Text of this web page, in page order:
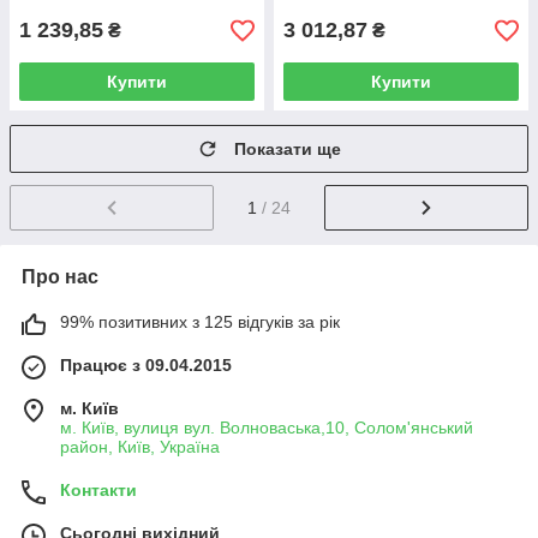
1 239,85 ₴
Купити
3 012,87 ₴
Купити
Показати ще
1 / 24
Про нас
99% позитивних з 125 відгуків за рік
Працює з 09.04.2015
м. Київ
м. Київ, вулиця вул. Волноваська,10, Солом'янський
район, Київ, Україна
Контакти
Сьогодні вихідний